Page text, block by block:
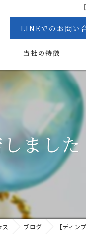
LINEでのお問い
当社の特徴
交換
カーフィルム
抗菌・抗ウイルス
ヘッドライトコート
ディンプルアート
ました
ス ブログ 【ディン